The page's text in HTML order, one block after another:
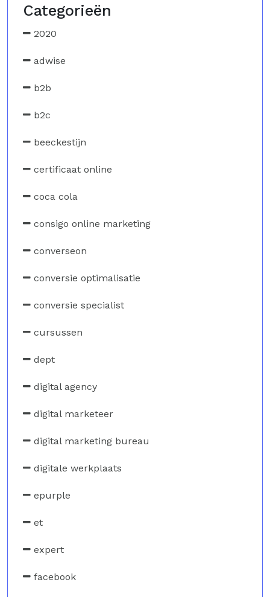
Categorieën
2020
adwise
b2b
b2c
beeckestijn
certificaat online
coca cola
consigo online marketing
converseon
conversie optimalisatie
conversie specialist
cursussen
dept
digital agency
digital marketeer
digital marketing bureau
digitale werkplaats
epurple
et
expert
facebook